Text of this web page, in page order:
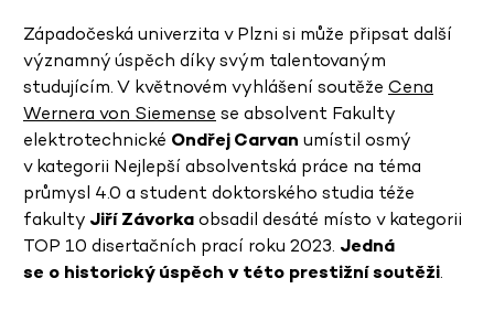
Západočeská univerzita v Plzni si může připsat další
významný úspěch díky svým talentovaným
studujícím. V květnovém vyhlášení soutěže Cena
Wernera von Siemense se absolvent Fakulty
elektrotechnické Ondřej Carvan umístil osmý
v kategorii Nejlepší absolventská práce na téma
průmysl 4.0 a student doktorského studia téže
fakulty Jiří Závorkaobsadil desáté místo v kategorii
TOP 10 disertačních prací roku 2023. Jedná
se o historický úspěch v této prestižní soutěži.